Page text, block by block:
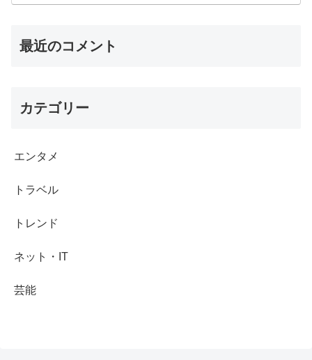
最近のコメント
カテゴリー
エンタメ
トラベル
トレンド
ネット・IT
芸能